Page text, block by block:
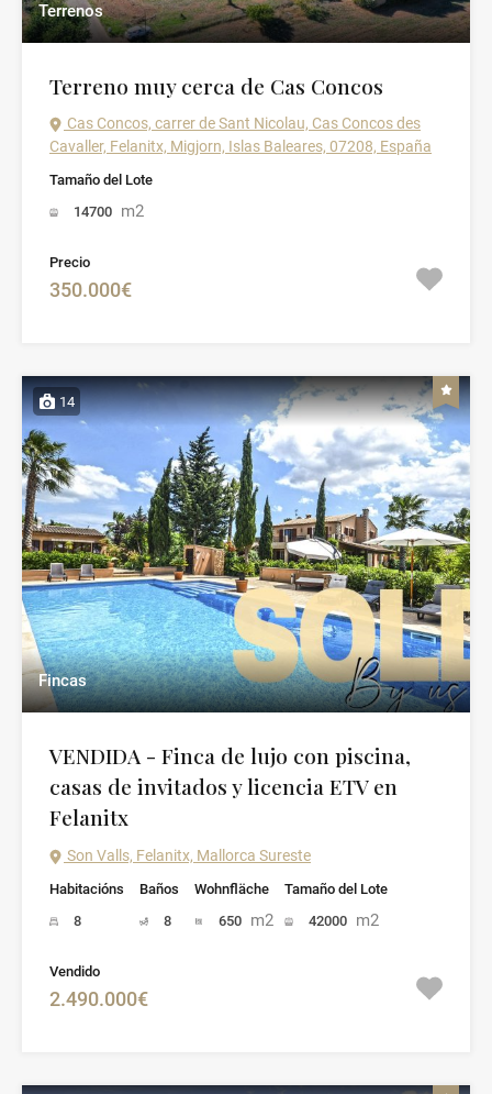
Terrenos
Terreno muy cerca de Cas Concos
Cas Concos, carrer de Sant Nicolau, Cas Concos des
Cavaller, Felanitx, Migjorn, Islas Baleares, 07208, España
Tamaño del Lote
14700 m2
Precio
350.000€
14
Fincas
VENDIDA - Finca de lujo con piscina,
casas de invitados y licencia ETV en
Felanitx
Son Valls, Felanitx, Mallorca Sureste
Habitacións
8
Baños
8
Wohnfläche
650 m2
Tamaño del Lote
42000 m2
Vendido
2.490.000€